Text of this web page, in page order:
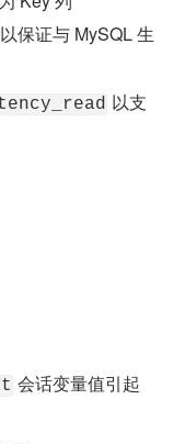
保证与 MySQL 生
以支
会话变量值引起